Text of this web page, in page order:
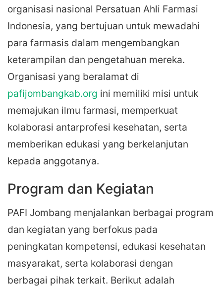
organisasi nasional Persatuan Ahli Farmasi
Indonesia, yang bertujuan untuk mewadahi
para farmasis dalam mengembangkan
keterampilan dan pengetahuan mereka.
Organisasi yang beralamat di
pafijombangkab.org ini memiliki misi untuk
memajukan ilmu farmasi, memperkuat
kolaborasi antarprofesi kesehatan, serta
memberikan edukasi yang berkelanjutan
kepada anggotanya.
Program dan Kegiatan
PAFI Jombang menjalankan berbagai program
dan kegiatan yang berfokus pada
peningkatan kompetensi, edukasi kesehatan
masyarakat, serta kolaborasi dengan
berbagai pihak terkait. Berikut adalah